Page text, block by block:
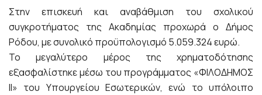
Στην επισκευή και αναβάθμιση του σχολικού
συγκροτήματος της Ακαδημίας προχωρά ο Δήμος
Ρόδου, με συνολικό προϋπολογισμό 5.059.324 ευρώ.
Το μεγαλύτερο μέρος της χρηματοδότησης
εξασφαλίστηκε μέσω του προγράμματος «ΦΙΛΟΔΗΜΟΣ
ΙΙ» του Υπουργείου Εσωτερικών, ενώ το υπόλοιπο